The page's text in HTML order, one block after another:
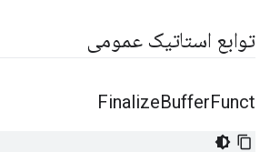
توابع استاتیک عمومی
FinalizeBufferFunct